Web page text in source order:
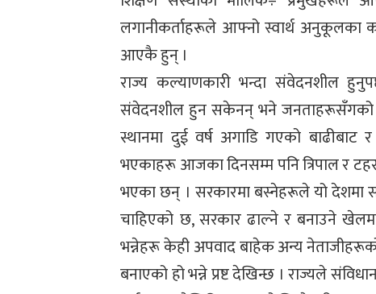
लगानीकर्ताहरूले आफ्नो स्वार्थ अनुकूलका
आएकै हुन् ।
राज्य कल्याणकारी भन्दा संवेदनशील
संवेदनशील हुन सकेनन् भने जनताहरूसँगको
स्थानमा दुई वर्ष अगाडि गएको
भएकाहरू आजका दिनसम्म पनि त्रिपाल र
भएका छन् । सरकारमा बस्नेहरूले यो देशमा
चाहिएको छ, सरकार ढाल्ने र बनाउने
भन्नेहरू केही अपवाद बाहेक अन्य
बनाएको हो भन्ने प्रष्ट देखिन्छ । राज्यले